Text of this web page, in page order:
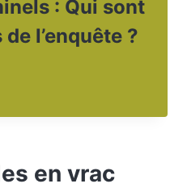
: Qui sont
l’enquête ?
en vrac